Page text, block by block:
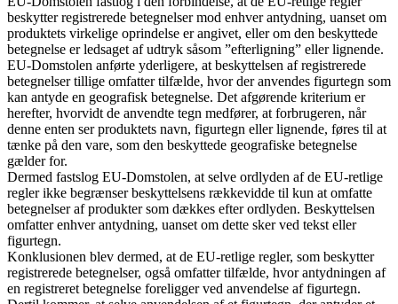
beskytter registrerede betegnelser mod enhver antydning, uanset om
produktets virkelige oprindelse er angivet, eller om den beskyttede
betegnelse er ledsaget af udtryk såsom ”efterligning” eller lignende.
EU-Domstolen anførte yderligere, at beskyttelsen af registrerede
betegnelser tillige omfatter tilfælde, hvor der anvendes figurtegn som
kan antyde en geografisk betegnelse. Det afgørende kriterium er
herefter, hvorvidt de anvendte tegn medfører, at forbrugeren, når
denne enten ser produktets navn, figurtegn eller lignende, føres til at
tænke på den vare, som den beskyttede geografiske betegnelse
gælder for.
Dermed fastslog EU-Domstolen, at selve ordlyden af de EU-retlige
regler ikke begrænser beskyttelsens rækkevidde til kun at omfatte
betegnelser af produkter som dækkes efter ordlyden. Beskyttelsen
omfatter enhver antydning, uanset om dette sker ved tekst eller
figurtegn.
Konklusionen blev dermed, at de EU-retlige regler, som beskytter
registrerede betegnelser, også omfatter tilfælde, hvor antydningen af
en registreret betegnelse foreligger ved anvendelse af figurtegn.